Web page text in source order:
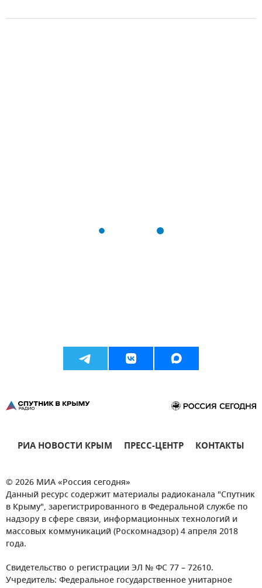
РИА НОВОСТИ КРЫМ ПРЕСС-ЦЕНТР КОНТАКТЫ
© 2026 МИА «Россия сегодня»
Данный ресурс содержит материалы радиоканала "Спутник
в Крыму", зарегистрированного в Федеральной службе по
надзору в сфере связи, информационных технологий и
массовых коммуникаций (Роскомнадзор) 4 апреля 2018
года.
Свидетельство о регистрации ЭЛ № ФС 77 – 72610.
Учредитель: Федеральное государственное унитарное